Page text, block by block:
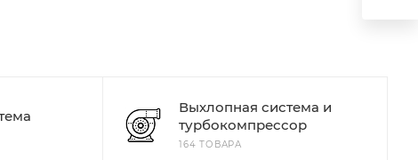
Выхлопная система и
турбокомпрессор
164 ТОВАРА